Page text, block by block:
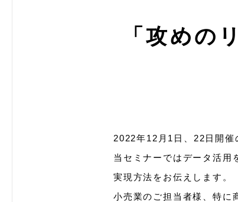
「攻めの
2022年12 月1日、22日 開催
当セミナーではデータ活用
実現方法をお伝えします。
小売業のご担当者様、特に